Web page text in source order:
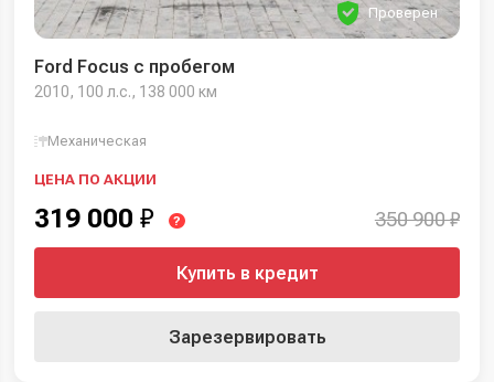
Проверен
Ford Focus с пробегом
2010, 100 л.с., 138 000 км
Механическая
ЦЕНА ПО АКЦИИ
319 000 ₽ ? 350 900 ₽
Купить в кредит
Зарезервировать